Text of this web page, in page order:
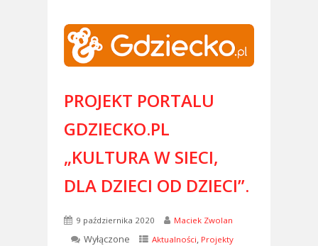
PROJEKT PORTALU
GDZIECKO.PL
„KULTURA W SIECI,
DLA DZIECI OD DZIECI”.
9 października 2020 Maciek Zwolan
Wyłączone Aktualności, Projekty